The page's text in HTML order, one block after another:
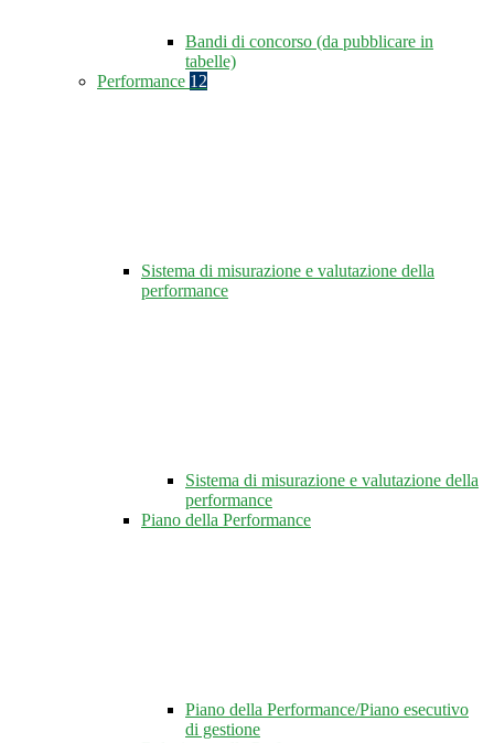
Bandi di concorso (da pubblicare in
tabelle)
Performance 12
Sistema di misurazione e valutazione della
performance
Sistema di misurazione e valutazione della
performance
Piano della Performance
Piano della Performance/Piano esecutivo
di gestione